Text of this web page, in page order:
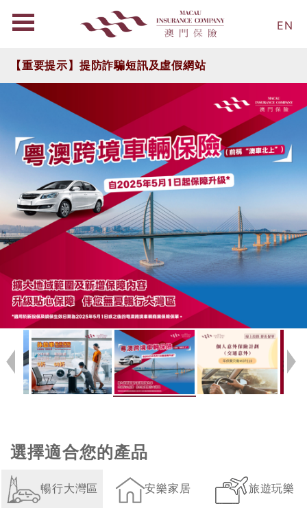
EN
【重要提示】提防詐騙短訊及虛假網站
選擇適合您的產品
暢行大灣區 安樂家居 旅遊玩樂